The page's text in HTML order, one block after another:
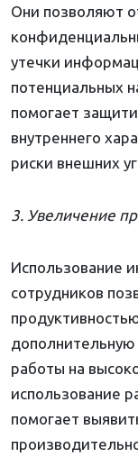
Они позволяют
утечки
потенциальных
помогает
внутреннего
риски внешних
3. Увеличение
Использование
сотрудников
работы на
использование
помогает